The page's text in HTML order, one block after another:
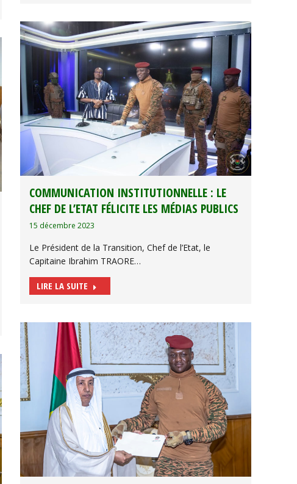
COMMUNICATION INSTITUTIONNELLE : LE
CHEF DE L’ETAT FÉLICITE LES MÉDIAS PUBLICS
15 décembre 2023
Le Président de la Transition, Chef de l’Etat, le
Capitaine Ibrahim TRAORE…
LIRE LA SUITE